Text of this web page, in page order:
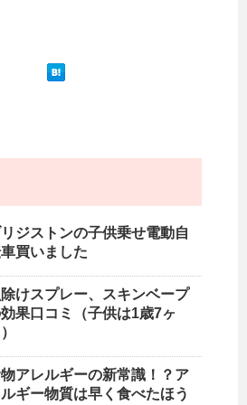
ジストンの子供乗せ電動自
買いました
けスプレー、スキンベープ
果口コミ（子供は1歳7ヶ
アレルギーの新常識！？ア
ギー物質は早く食べたほう